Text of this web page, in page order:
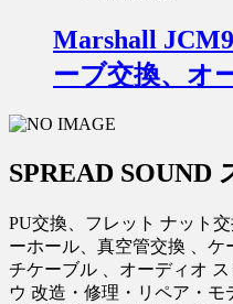
Marshall
ーブ交換、オ
SPREAD SOUND
PU交換、フレット ナット
ーホール、真空管交換 、ケ
チケーブル 、オーディオ
ウ 改造・修理・リペア・